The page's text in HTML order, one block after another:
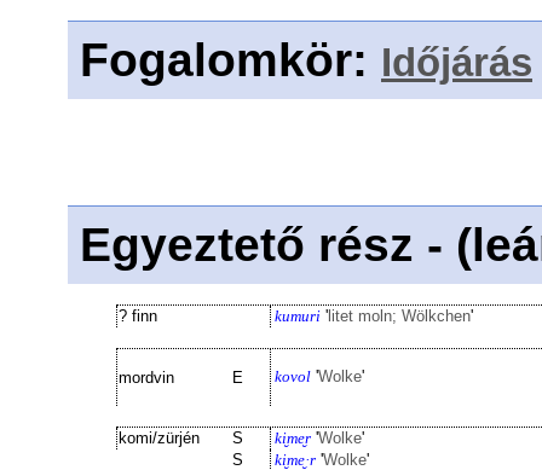
Fogalomkör: Időjárás
Egyeztető rész -
? finn kumuri ' litet moln; Wölkchen'
mordvin E kovol 'Wolke'
komi/zürjén S ki̮me̮r 'Wolke'
S
ki̮me̮·r 'Wolke'